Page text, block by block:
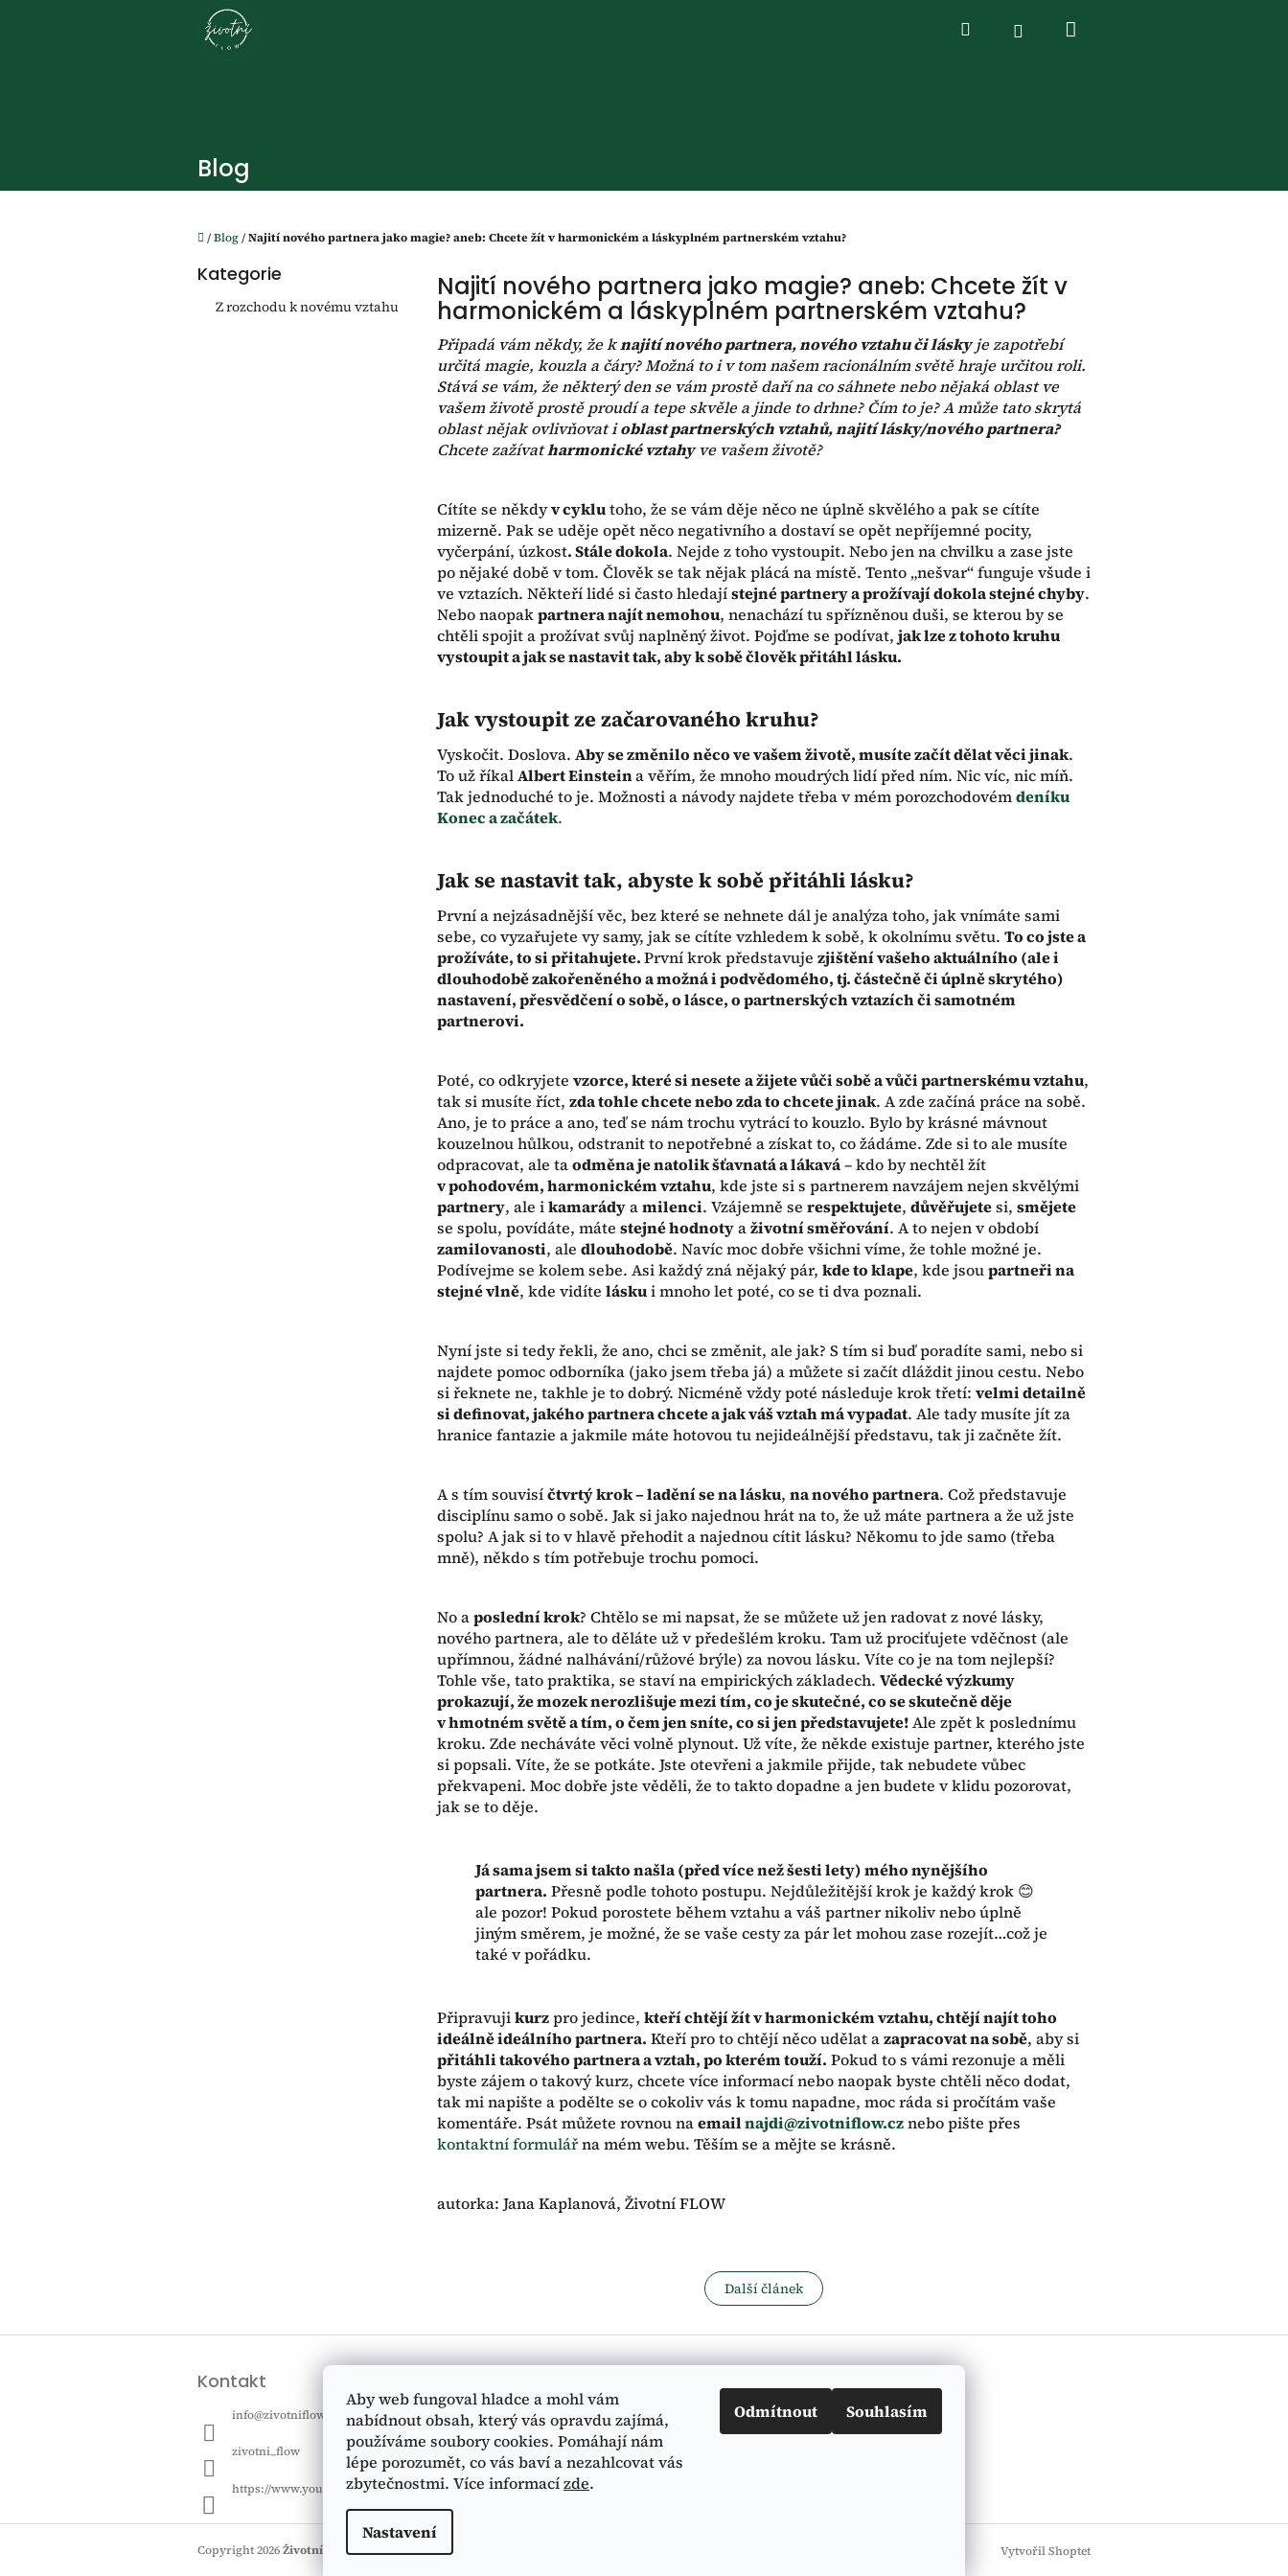
Aby web fungoval hladce a mohl vám
nabídnout obsah, který vás opravdu zajímá,
používáme soubory cookies. Pomáhají nám
lépe porozumět, co vás baví a nezahlcovat vás
zbytečnostmi. Více informacízde.
Nastavení
Odmítnout Souhlasím
Hledat Přihlášení
Blog
Domů
/Blog/Najití nového partnera jako magie? aneb: Chcete žít v harmonickém a láskyplném partnerském vztahu?
oPřeskočit
Kategorie
Z rozchodu k novému vztahu
Najití nového partnera jako magie? aneb: Chcete žít v
harmonickém a láskyplném partnerském vztahu?
Připadá vám někdy, že knajití nového partnera, nového vztahu či láskyje zapotřebí
určitá magie, kouzla a čáry? Možná to i v tom našem racionálním světě hraje určitou roli.
Stává se vám, že některý den se vám prostě daří na co sáhnete nebo nějaká oblast ve
vašem životě prostě proudí a tepe skvěle a jinde to drhne? Čím to je? A může tato skrytá
oblast nějak ovlivňovat ioblast partnerských vztahů, najití lásky/nového partnera?
Chcete zažívatharmonické vztahyve vašem životě?
Cítíte se někdyv cyklutoho, že se vám děje něco ne úplně skvělého a pak se cítíte
mizerně. Pak se uděje opět něco negativního a dostaví se opět nepříjemné pocity,
vyčerpání, úzkost. Stále dokola. Nejde z toho vystoupit. Nebo jen na chvilku a zase jste
po nějaké době v tom. Člověk se tak nějak plácá na místě. Tento „nešvar“ funguje všude i
ve vztazích. Někteří lidé si často hledajístejné partnery a prožívají dokola stejné chyby.
Nebo naopakpartnera najít nemohou, nenachází tu spřízněnou duši, se kterou by se
chtěli spojit a prožívat svůj naplněný život. Pojďme se podívat, jak lze z tohoto kruhu
vystoupit a jak se nastavit tak, aby k sobě člověk přitáhl lásku.
Jak vystoupit ze začarovaného kruhu?
Vyskočit. Doslova. Aby se změnilo něco ve vašem životě, musíte začít dělat věci jinak.
To už říkalAlbert Einsteina věřím, že mnoho moudrých lidí před ním. Nic víc, nic míň.
Tak jednoduché to je. Možnosti a návody najdete třeba v mém porozchodovémdeníku
Konec a začátek.
Jak se nastavit tak, abyste k sobě přitáhli lásku?
První a nejzásadnější věc, bez které se nehnete dál je analýza toho, jak vnímáte sami
sebe, co vyzařujete vy samy, jak se cítíte vzhledem k sobě, k okolnímu světu. To co jste a
prožíváte, to si přitahujete.První krok představuje zjištění vašeho aktuálního (ale i
dlouhodobě zakořeněného a možná i podvědomého, tj. částečně či úplně skrytého)
nastavení, přesvědčení o sobě, o lásce, o partnerských vztazích či samotném
partnerovi.
Poté, co odkryjete vzorce, které si nesetea žijete vůči sobě a vůči partnerskému vztahu,
tak si musíte říct, zda tohle chcete nebo zda to chcete jinak. A zde začíná práce na sobě.
Ano, je to práce a ano, teď se nám trochu vytrácí to kouzlo. Bylo by krásné mávnout
kouzelnou hůlkou, odstranit to nepotřebné a získat to, co žádáme. Zde si to ale musíte
odpracovat, ale taodměna je natolik šťavnatá a lákavá– kdo by nechtěl žít
v pohodovém, harmonickém vztahu, kde jste si s partnerem navzájem nejen skvělými
partnery, ale ikamarádyamilenci. Vzájemně se respektujete, důvěřujetesi, smějete
se spolu, povídáte, máte stejné hodnotyaživotní směřování. A to nejen v období
zamilovanosti, ale dlouhodobě. Navíc moc dobře všichni víme, že tohle možné je.
Podívejme se kolem sebe. Asi každý zná nějaký pár, kde to klape, kde jsoupartneři na
stejné vlně, kde vidíte láskui mnoho let poté, co se ti dva poznali.
Nyní jste si tedy řekli, že ano, chci se změnit, ale jak? S tím si buď poradíte sami, nebo si
najdete pomoc odborníka (jako jsem třeba já) a můžete si začít dláždit jinou cestu. Nebo
si řeknete ne, takhle je to dobrý. Nicméně vždy poté následuje krok třetí: velmi detailně
si definovat, jakého partnera chcete a jak váš vztah má vypadat. Ale tady musíte jít za
hranice fantazie a jakmile máte hotovou tu nejideálnější představu, tak ji začněte žít.
A s tím souvisíčtvrtý krok – ladění se na lásku, na nového partnera. Což představuje
disciplínu samo o sobě. Jak si jako najednou hrát na to, že už máte partnera a že už jste
spolu? A jak si to v hlavě přehodit a najednou cítit lásku? Někomu to jde samo (třeba
mně), někdo s tím potřebuje trochu pomoci.
No aposlední krok? Chtělo se mi napsat, že se můžete už jen radovat z nové lásky,
nového partnera, ale to děláte už v předešlém kroku. Tam už prociťujete vděčnost (ale
upřímnou, žádné nalhávání/růžové brýle) za novou lásku. Víte co je na tom nejlepší?
Tohle vše, tato praktika, se staví na empirických základech. Vědecké výzkumy
prokazují, že mozek nerozlišuje mezi tím, co je skutečné, co se skutečně děje
v hmotném světě a tím, o čem jen sníte, co si jen představujete!Ale zpět k poslednímu
kroku. Zde necháváte věci volně plynout. Už víte, že někde existuje partner, kterého jste
si popsali. Víte, že se potkáte. Jste otevřeni a jakmile přijde, tak nebudete vůbec
překvapeni. Moc dobře jste věděli, že to takto dopadne a jen budete v klidu pozorovat,
jak se to děje.
Já sama jsem si takto našla (před více než šesti lety) mého nynějšího
partnera. Přesně podle tohoto postupu. Nejdůležitější krok je každý krok 😊
ale pozor! Pokud porostete během vztahu a váš partner nikoliv nebo úplně
jiným směrem, je možné, že se vaše cesty za pár let mohou zase rozejít…což je
také v pořádku.
Připravujikurzpro jedince, kteří chtějí žít v harmonickém vztahu, chtějí najít toho
ideálně ideálního partnera. Kteří pro to chtějí něco udělat azapracovat na sobě, aby si
přitáhli takového partnera a vztah, po kterém touží. Pokud to s vámi rezonuje a měli
byste zájem o takový kurz, chcete více informací nebo naopak byste chtěli něco dodat,
tak mi napište a podělte se o cokoliv vás k tomu napadne, moc ráda si pročítám vaše
komentáře. Psát můžete rovnou naemailnajdi@zivotniflow.cznebo pište přes
kontaktní formulářna mém webu. Těším se a mějte se krásně.
autorka: Jana Kaplanová, Životní FLOW
Další článek
Z
Kontakt
info@zivotniflow.cz
zivotni_flow
https://www.youtube.com/@zivotniFLOW
Všeobecné obchodní podmínky
Zásady práce s osobními údaji
Vytvořil Shoptet
Copyright 2026Životní FLOW. Všechna práva vyhrazena.